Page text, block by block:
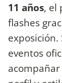
11 años, el
flashes
eventos